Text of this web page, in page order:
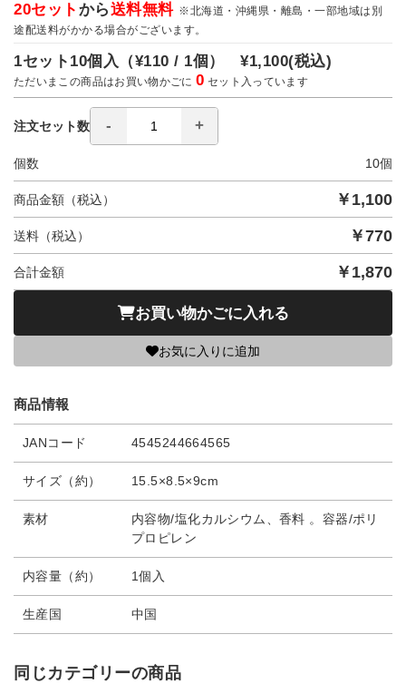
20セット から送料無料 ※北海道・沖縄県・離島・一部地域は別
途配送料がかかる場合がございます。
1セット10個入（¥110 / 1個）¥1,100(税込)
ただいまこの商品はお買い物かごに0 セット入っています
注文セット数
個数 10個
商品金額（税込） ￥ 1,100
送料（税込） ￥770
合計金額 ￥ 1,870
お買い物かごに入れる
お気に入りに追加
商品情報
JANコード 4545244664565
サイズ（約） 15.5×8.5×9cm
素材
内容物/塩化カルシウム、香料 。容器/ポリ
プロピレン
内容量（約） 1個入
生産国 中国
同じカテゴリーの商品